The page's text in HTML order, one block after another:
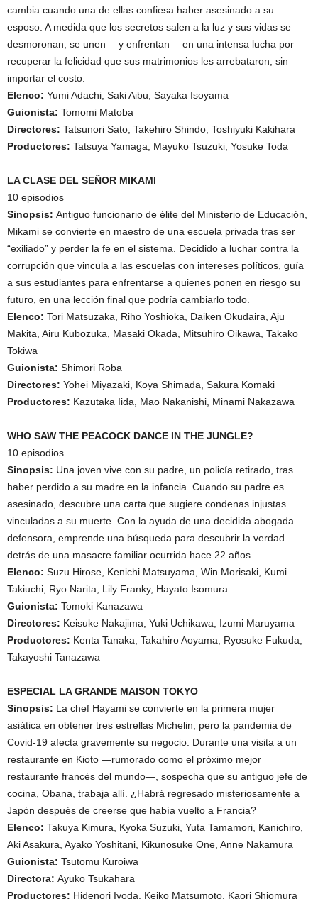
cambia cuando una de ellas confiesa haber asesinado a su
esposo. A medida que los secretos salen a la luz y sus vidas se
desmoronan, se unen —y enfrentan— en una intensa lucha por
recuperar la felicidad que sus matrimonios les arrebataron, sin
importar el costo.
Elenco: Yumi Adachi, Saki Aibu, Sayaka Isoyama
Guionista: Tomomi Matoba
Directores: Tatsunori Sato, Takehiro Shindo, Toshiyuki Kakihara
Productores: Tatsuya Yamaga, Mayuko Tsuzuki, Yosuke Toda
LA CLASE DEL SEÑOR MIKAMI
10 episodios
Sinopsis: Antiguo funcionario de élite del Ministerio de Educación,
Mikami se convierte en maestro de una escuela privada tras ser
“exiliado” y perder la fe en el sistema. Decidido a luchar contra la
corrupción que vincula a las escuelas con intereses políticos, guía
a sus estudiantes para enfrentarse a quienes ponen en riesgo su
futuro, en una lección final que podría cambiarlo todo.
Elenco: Tori Matsuzaka, Riho Yoshioka, Daiken Okudaira, Aju
Makita, Airu Kubozuka, Masaki Okada, Mitsuhiro Oikawa, Takako
Tokiwa
Guionista: Shimori Roba
Directores: Yohei Miyazaki, Koya Shimada, Sakura Komaki
Productores: Kazutaka Iida, Mao Nakanishi, Minami Nakazawa
WHO SAW THE PEACOCK DANCE IN THE JUNGLE?
10 episodios
Sinopsis: Una joven vive con su padre, un policía retirado, tras
haber perdido a su madre en la infancia. Cuando su padre es
asesinado, descubre una carta que sugiere condenas injustas
vinculadas a su muerte. Con la ayuda de una decidida abogada
defensora, emprende una búsqueda para descubrir la verdad
detrás de una masacre familiar ocurrida hace 22 años.
Elenco: Suzu Hirose, Kenichi Matsuyama, Win Morisaki, Kumi
Takiuchi, Ryo Narita, Lily Franky, Hayato Isomura
Guionista: Tomoki Kanazawa
Directores: Keisuke Nakajima, Yuki Uchikawa, Izumi Maruyama
Productores: Kenta Tanaka, Takahiro Aoyama, Ryosuke Fukuda,
Takayoshi Tanazawa
ESPECIAL LA GRANDE MAISON TOKYO
Sinopsis: La chef Hayami se convierte en la primera mujer
asiática en obtener tres estrellas Michelin, pero la pandemia de
Covid-19 afecta gravemente su negocio. Durante una visita a un
restaurante en Kioto —rumorado como el próximo mejor
restaurante francés del mundo—, sospecha que su antiguo jefe de
cocina, Obana, trabaja allí. ¿Habrá regresado misteriosamente a
Japón después de creerse que había vuelto a Francia?
Elenco: Takuya Kimura, Kyoka Suzuki, Yuta Tamamori, Kanichiro,
Aki Asakura, Ayako Yoshitani, Kikunosuke One, Anne Nakamura
Guionista: Tsutomu Kuroiwa
Directora: Ayuko Tsukahara
Productores: Hidenori Iyoda, Keiko Matsumoto, Kaori Shiomura